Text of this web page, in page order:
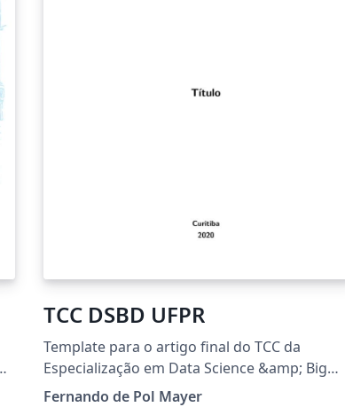
TCC DSBD UFPR
Template para o artigo final do TCC da
Especialização em Data Science &amp; Big
Data (DSBD) da UFPR.
Fernando de Pol Mayer